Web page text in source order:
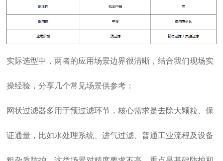
实际选型中，两者的应用场景边界很清晰，结合我们现场实
操经验，分享几个常见场景供参考：
网状过滤器多用于预过滤环节，核心需求是去除大颗粒、保
证通量，比如水处理系统、进气过滤、普通工业流程及设备